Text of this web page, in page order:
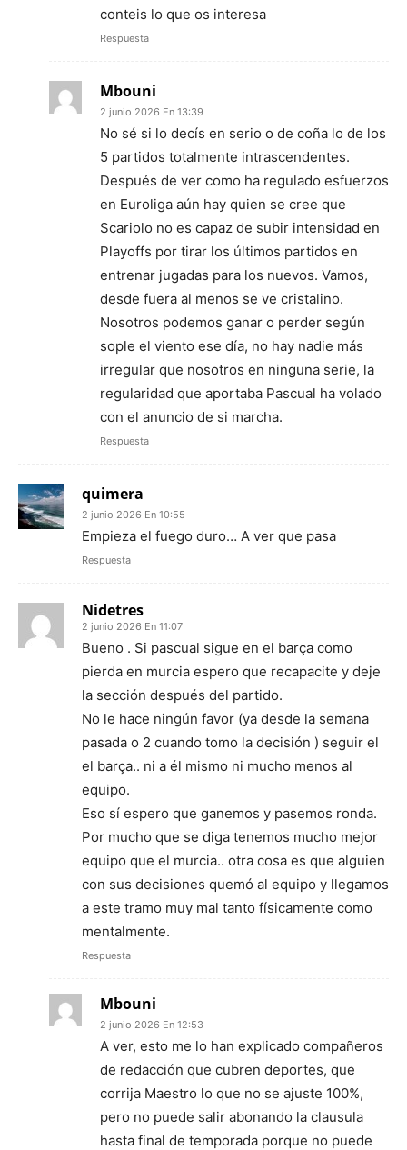
conteis lo que os interesa
Respuesta
Mbouni
2 junio 2026 En 13:39
No sé si lo decís en serio o de coña lo de los
5 partidos totalmente intrascendentes.
Después de ver como ha regulado esfuerzos
en Euroliga aún hay quien se cree que
Scariolo no es capaz de subir intensidad en
Playoffs por tirar los últimos partidos en
entrenar jugadas para los nuevos. Vamos,
desde fuera al menos se ve cristalino.
Nosotros podemos ganar o perder según
sople el viento ese día, no hay nadie más
irregular que nosotros en ninguna serie, la
regularidad que aportaba Pascual ha volado
con el anuncio de si marcha.
Respuesta
quimera
2 junio 2026 En 10:55
Empieza el fuego duro… A ver que pasa
Respuesta
Nidetres
2 junio 2026 En 11:07
Bueno . Si pascual sigue en el barça como
pierda en murcia espero que recapacite y deje
la sección después del partido.
No le hace ningún favor (ya desde la semana
pasada o 2 cuando tomo la decisión ) seguir el
el barça.. ni a él mismo ni mucho menos al
equipo.
Eso sí espero que ganemos y pasemos ronda.
Por mucho que se diga tenemos mucho mejor
equipo que el murcia.. otra cosa es que alguien
con sus decisiones quemó al equipo y llegamos
a este tramo muy mal tanto físicamente como
mentalmente.
Respuesta
Mbouni
2 junio 2026 En 12:53
A ver, esto me lo han explicado compañeros
de redacción que cubren deportes, que
corrija Maestro lo que no se ajuste 100%,
pero no puede salir abonando la clausula
hasta final de temporada porque no puede